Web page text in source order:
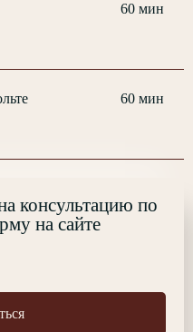
консультацию по
на сайте
60 мин
60 мин